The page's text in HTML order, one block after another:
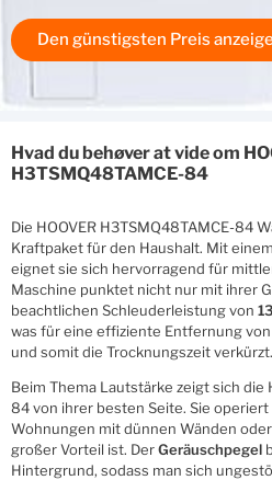
Den günstigsten Preis
Hvad du behøver at vide om
H3TSMQ48TAMCE-84
Die HOOVER H3TSMQ48TAMCE-84
Kraftpaket für den Haushalt. Mit einem
eignet sie sich hervorragend für
Maschine punktet nicht nur mit ihrer
beachtlichen Schleuderleistung von
was für eine effiziente Entfernung
und somit die Trocknungszeit verkürzt.
Beim Thema Lautstärke zeigt sich die
84 von ihrer besten Seite. Sie
Wohnungen mit dünnen Wänden
großer Vorteil ist. DerGeräuschpegel
Hintergrund, sodass man sich